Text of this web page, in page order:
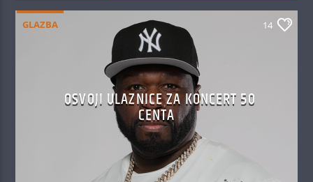
GLAZBA 14
OSVOJI ULAZNICE ZA KONCERT 50
CENTA